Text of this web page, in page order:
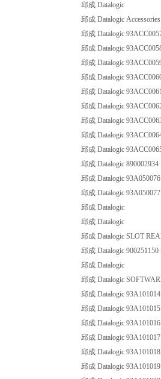
邱成 Datalogic
邱成 Datalogic
邱成 Datalogic
邱成 Datalogic
邱成 Datalogic
邱成 Datalogic
邱成 Datalogic
邱成 Datalogic
邱成 Datalogic
邱成 Datalogic
邱成 Datalogic
邱成 Datalogic
邱成 Datalogic
邱成 Datalogic
邱成 Datalogic
邱成 Datalogic
邱成 Datalogic SLOT
邱成 Datalogic
邱成 Datalogic
邱成 Datalogic
邱成 Datalogic
邱成 Datalogic
邱成 Datalogic
邱成 Datalogic
邱成 Datalogic
邱成 Datalogic